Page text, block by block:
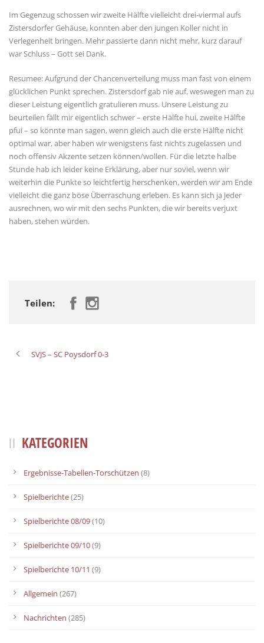
Im Gegenzug schossen wir zweite Hälfte vielleicht drei-viermal aufs
Zistersdorfer Gehäuse, konnten aber den jungen Koller nicht in
Verlegenheit bringen. Mehr passierte dann nicht mehr, kurz darauf
war Schluss – Gott sei Dank.
Resumee: Aufgrund der Chancenverteilung muss man fast von einem
glücklichen Punkt sprechen. Zistersdorf gab nie auf, weswegen man zu
dieser Leistung eigentlich gratulieren muss. Unsere Leistung zu
beurteilen fällt mir eigentlich schwer – erste Hälfte hui, zweite Hälfte
pfui – so könnte man sagen, wenn gleich auch die erste Hälfte nicht
optimal war, aber haben wir wenigstens fast nichts zugelassen und
noch offensiv Akzente setzen können/wollen. Für die letzte halbe
Stunde hab ich leider keine Erklärung, aber nur soviel, wenn wir
weiterhin die Punkte so leichtfertig herschenken, werden wir am Ende
vielleicht die ganz böse Überraschung erleben. Es kann sich ja jeder
ausrechnen, wo wir mit den sechs Punkten, die wir bereits verjuxt
haben, stehen würden.
Teilen:
SVJS – SC Poysdorf 0-3
KATEGORIEN
Ergebnisse-Tabellen-Torschützen (8)
Spielberichte(25)
Spielberichte 08/09(10)
Spielberichte 09/10(9)
Spielberichte 10/11 (9)
Allgemein (267)
Nachrichten (285)